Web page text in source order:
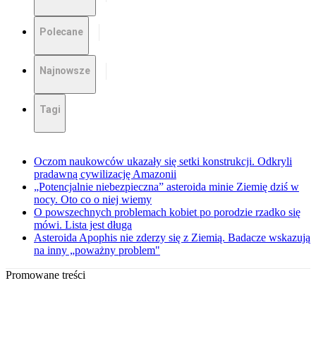
Polecane
Najnowsze
Tagi
Oczom naukowców ukazały się setki konstrukcji. Odkryli
pradawną cywilizację Amazonii
„Potencjalnie niebezpieczna” asteroida minie Ziemię dziś w
nocy. Oto co o niej wiemy
O powszechnych problemach kobiet po porodzie rzadko się
mówi. Lista jest długa
Asteroida Apophis nie zderzy się z Ziemią. Badacze wskazują
na inny „poważny problem"
Promowane treści